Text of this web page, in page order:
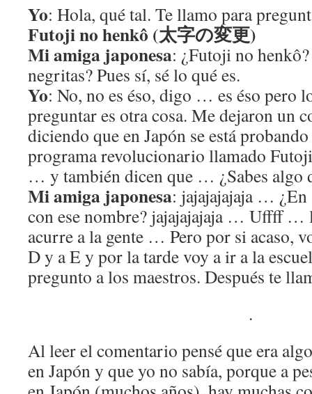
Yo: Hola, qué tal. Te llamo para
Futoji no henkô (太字の変更)
Mi amiga japonesa: ¿Futoji no
negritas? Pues sí, sé lo qué es.
Yo: No, no es éso, digo … es éso pero
preguntar es otra cosa. Me dejaron un
diciendo que en Japón se está
programa revolucionario llamado
… y también dicen que … ¿Sabes algo
Mi amiga japonesa: jajajajajaja … ¿En
con ese nombre? jajajajajaja … Uffff …
acurre a la gente … Pero por si acaso,
D y a E y por la tarde voy a ir a la
pregunto a los maestros. Después te
.
Al leer el comentario pensé que era
en Japón y que yo no sabía, porque a